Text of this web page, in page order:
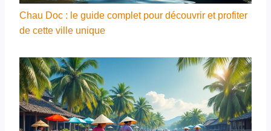
Chau Doc : le guide complet pour découvrir et profiter
de cette ville unique